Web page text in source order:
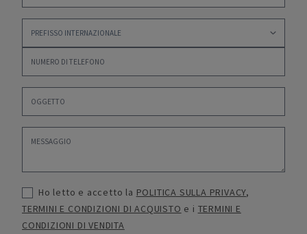
Ho letto e accetto la POLITICA SULLA PRIVACY,
TERMINI E CONDIZIONI DI ACQUISTO e i TERMINI E
CONDIZIONI DI VENDITA